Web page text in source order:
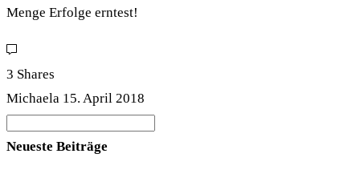
Menge Erfolge erntest!
3 Shares
Michaela 15. April 2018
for:
Neueste Beiträge